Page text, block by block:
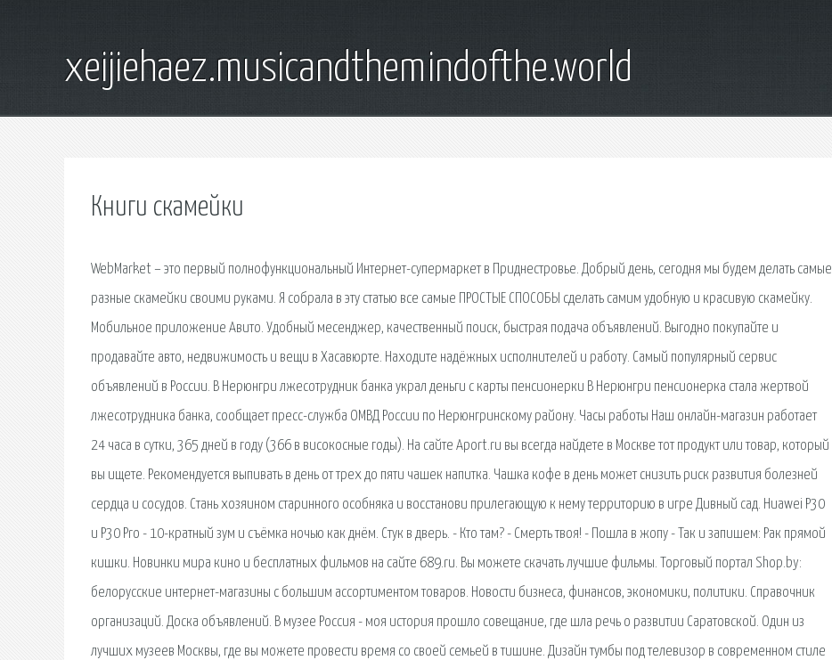
xeijiehaez.musicandthemindofthe.world
Книги скамейки
WebMarket – это первый полнофункциональный Интернет-супермаркет в Приднестровье. Добрый день, сегодня мы будем делать самые
разные скамейки своими руками. Я собрала в эту статью все самые ПРОСТЫЕ СПОСОБЫ сделать самим удобную и красивую скамейку.
Мобильное приложение Авито. Удобный месенджер, качественный поиск, быстрая подача объявлений. Выгодно покупайте и
продавайте авто, недвижимость и вещи в Хасавюрте. Находите надёжных исполнителей и работу. Самый популярный сервис
объявлений в России. В Нерюнгри лжесотрудник банка украл деньги с карты пенсионерки В Нерюнгри пенсионерка стала жертвой
лжесотрудника банка, сообщает пресс-служба ОМВД России по Нерюнгринскому району. Часы работы Наш онлайн-магазин работает
24 часа в сутки, 365 дней в году (366 в високосные годы). На сайте Aport.ru вы всегда найдете в Москве тот продукт или товар, который
вы ищете. Рекомендуется выпивать в день от трех до пяти чашек напитка. Чашка кофе в день может снизить риск развития болезней
сердца и сосудов. Стань хозяином старинного особняка и восстанови прилегающую к нему территорию в игре Дивный сад. Huawei P30
и P30 Pro - 10-кратный зум и съёмка ночью как днём. Стук в дверь. - Кто там? - Смерть твоя! - Пошла в жопу - Так и запишем: Рак прямой
кишки. Новинки мира кино и бесплатных фильмов на сайте 689.ru. Вы можете скачать лучшие фильмы. Торговый портал Shop.by:
белорусские интернет-магазины с большим ассортиментом товаров. Новости бизнеса, финансов, экономики, политики. Справочник
организаций. Доска объявлений. В музее Россия - моя история прошло совещание, где шла речь о развитии Саратовской. Один из
лучших музеев Москвы, где вы можете провести время со своей семьей в тишине. Дизайн тумбы под телевизор в современном стиле